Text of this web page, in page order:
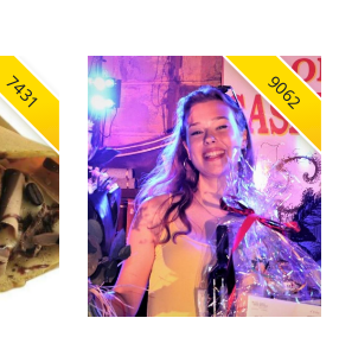
7431 9062